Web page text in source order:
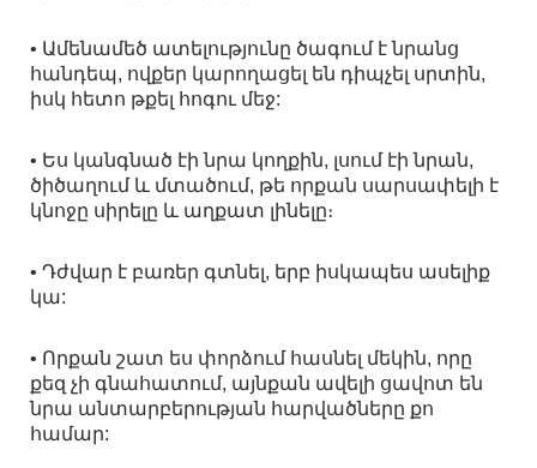
• Ամենամեծ ատելությունը ծագում է նրանց
հանդեպ, ովքեր կարողացել են դիպչել սրտին,
իսկ հետո թքել հոգու մեջ:
• Ես կանգնած էի նրա կողքին, լսում էի նրան,
ծիծաղում և մտածում, թե որքան սարսափելի է
կնոջը սիրելը և աղքատ լինելը։
• Դժվար է բառեր գտնել, երբ իսկապես ասելիք
կա:
• Որքան շատ ես փորձում հասնել մեկին, որը
քեզ չի գնահատում, այնքան ավելի ցավոտ են
նրա անտարբերության հարվածները քո
համար: